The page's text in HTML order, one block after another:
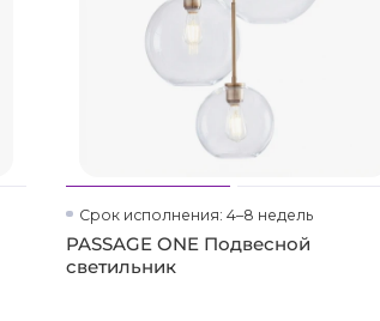
Срок исполнения: 4–8 недель
PASSAGE ONE Подвесной
светильник